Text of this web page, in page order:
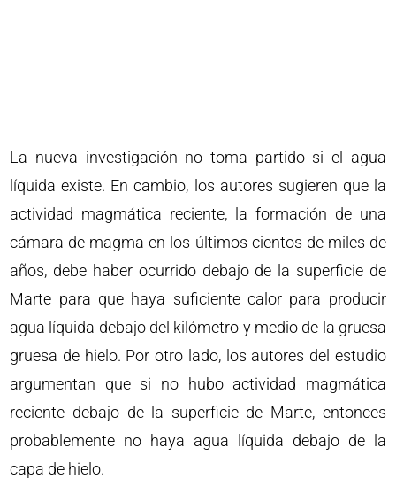
La nueva investigación no toma partido si el agua
líquida existe. En cambio, los autores sugieren que la
actividad magmática reciente, la formación de una
cámara de magma en los últimos cientos de miles de
años, debe haber ocurrido debajo de la superficie de
Marte para que haya suficiente calor para producir
agua líquida debajo del kilómetro y medio de la gruesa
gruesa de hielo. Por otro lado, los autores del estudio
argumentan que si no hubo actividad magmática
reciente debajo de la superficie de Marte, entonces
probablemente no haya agua líquida debajo de la
capa de hielo.